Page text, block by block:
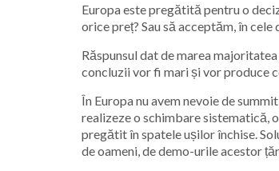
Europa este pregătită pentru o
orice preț? Sau să acceptăm, în
Răspunsul dat de marea
concluzii vor fi mari și vor produce
În Europa nu avem nevoie de
realizeze o schimbare sistematică,
pregătit în spatele ușilor închise.
de oameni, de demo-urile acestor